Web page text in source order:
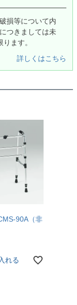
損等について内
つきましては未
ます。
詳しくはこちら
90A（非
れる